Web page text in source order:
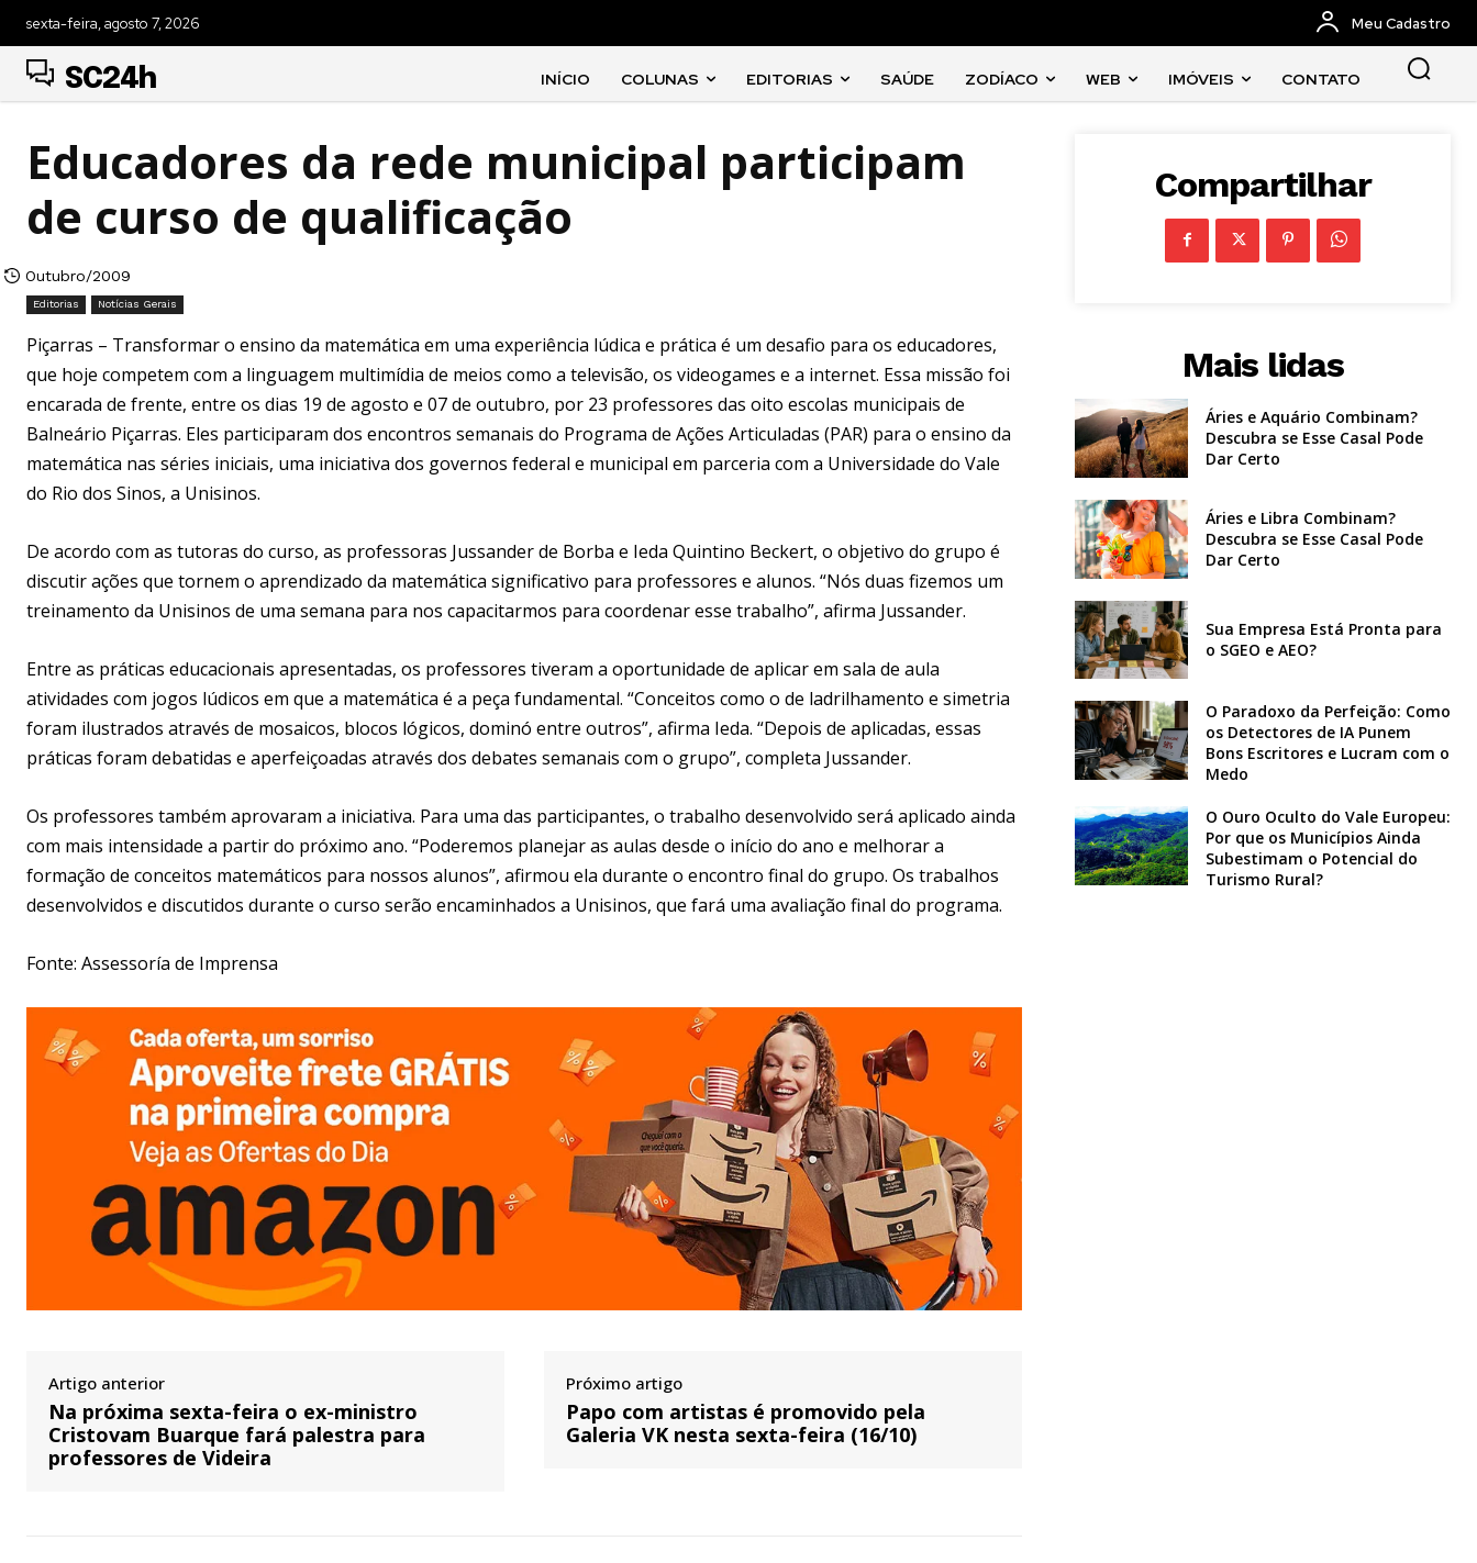
sexta-feira, agosto 7, 2026 Meu Cadastro
SC24h INÍCIO COLUNAS EDITORIAS SAÚDE ZODÍACO WEB IMÓVEIS CONTATO
Educadores da rede municipal participam
de curso de qualificação
Outubro/2009
Editorias Notícias Gerais
Piçarras – Transformar o ensino da matemática em uma experiência lúdica e prática é um desafio para os educadores,
que hoje competem com a linguagem multimídia de meios como a televisão, os videogames e a internet. Essa missão foi
encarada de frente, entre os dias 19 de agosto e 07 de outubro, por 23 professores das oito escolas municipais de
Balneário Piçarras. Eles participaram dos encontros semanais do Programa de Ações Articuladas (PAR) para o ensino da
matemática nas séries iniciais, uma iniciativa dos governos federal e municipal em parceria com a Universidade do Vale
do Rio dos Sinos, a Unisinos.
De acordo com as tutoras do curso, as professoras Jussander de Borba e Ieda Quintino Beckert, o objetivo do grupo é
discutir ações que tornem o aprendizado da matemática significativo para professores e alunos. “Nós duas fizemos um
treinamento da Unisinos de uma semana para nos capacitarmos para coordenar esse trabalho”, afirma Jussander.
Entre as práticas educacionais apresentadas, os professores tiveram a oportunidade de aplicar em sala de aula
atividades com jogos lúdicos em que a matemática é a peça fundamental. “Conceitos como o de ladrilhamento e simetria
foram ilustrados através de mosaicos, blocos lógicos, dominó entre outros”, afirma Ieda. “Depois de aplicadas, essas
práticas foram debatidas e aperfeiçoadas através dos debates semanais com o grupo”, completa Jussander.
Os professores também aprovaram a iniciativa. Para uma das participantes, o trabalho desenvolvido será aplicado ainda
com mais intensidade a partir do próximo ano. “Poderemos planejar as aulas desde o início do ano e melhorar a
formação de conceitos matemáticos para nossos alunos”, afirmou ela durante o encontro final do grupo. Os trabalhos
desenvolvidos e discutidos durante o curso serão encaminhados a Unisinos, que fará uma avaliação final do programa.
Fonte: Assessoría de Imprensa
Artigo anterior
Na próxima sexta-feira o ex-ministro
Cristovam Buarque fará palestra para
professores de Videira
Próximo artigo
Papo com artistas é promovido pela
Galeria VK nesta sexta-feira (16/10)
Compartilhar
Mais lidas
Áries e Aquário Combinam?
Descubra se Esse Casal Pode
Dar Certo
Áries e Libra Combinam?
Descubra se Esse Casal Pode
Dar Certo
Sua Empresa Está Pronta para
o SGEO e AEO?
O Paradoxo da Perfeição: Como
os Detectores de IA Punem
Bons Escritores e Lucram com o
Medo
O Ouro Oculto do Vale Europeu:
Por que os Municípios Ainda
Subestimam o Potencial do
Turismo Rural?